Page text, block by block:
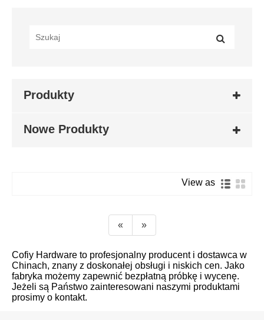
Produkty
Nowe Produkty
View as
« »
Cofiy Hardware to profesjonalny producent i dostawca w
Chinach, znany z doskonałej obsługi i niskich cen. Jako
fabryka możemy zapewnić bezpłatną próbkę i wycenę.
Jeżeli są Państwo zainteresowani naszymi produktami
prosimy o kontakt.